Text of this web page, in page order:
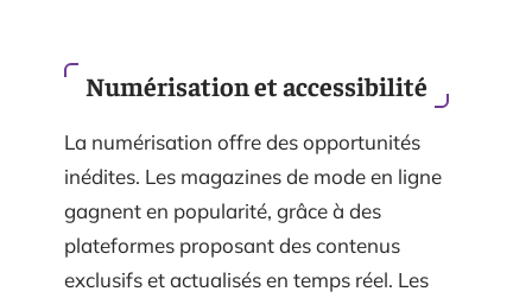
Numérisation et accessibilité
La numérisation offre des opportunités
inédites. Les magazines de mode en ligne
gagnent en popularité, grâce à des
plateformes proposant des contenus
exclusifs et actualisés en temps réel. Les